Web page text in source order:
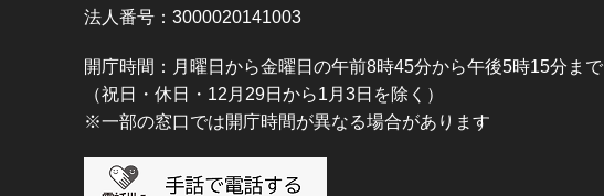
法人番号：3000020141003
開庁時間：月曜日から金曜日の午前8時45分から午後5時15分まで
（祝日・休日・12月29日から1月3日を除く）
※一部の窓口では開庁時間が異なる場合があります